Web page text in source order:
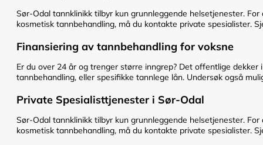
Sør-Odal tannklinikk tilbyr kun grunnleggende helsetjenester.
kosmetisk tannbehandling, må du kontakte private spesialister.
Finansiering av tannbehandling for voksne
Er du over 24 år og trenger større inngrep? Det offentlige
tannbehandling, eller spesifikke tannlege lån. Undersøk også
Private Spesialisttjenester i Sør-Odal
Sør-Odal tannklinikk tilbyr kun grunnleggende helsetjenester.
kosmetisk tannbehandling, må du kontakte private spesialister.